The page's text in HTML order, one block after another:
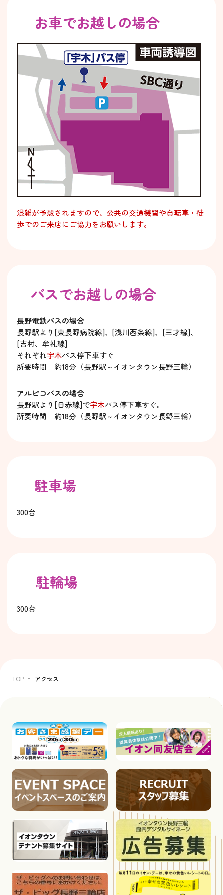
お車でお越しの場合
混雑が予想されますので、公共の交通機関や自転車・徒
歩でのご来店にご協力をお願いします。
バスでお越しの場合
長野電鉄バスの場合
長野駅より[東長野病院線]、[浅川西条線]、[三才線]、
[吉村、牟礼線]
それぞれ宇木バス停下車すぐ
所要時間 約18分（長野駅～イオンタウン長野三輪）
アルピコバスの場合
長野駅より[日赤線]で宇木バス停下車すぐ。
所要時間 約18分（長野駅～イオンタウン長野三輪）
駐車場
300台
駐輪場
300台
TOP アクセス